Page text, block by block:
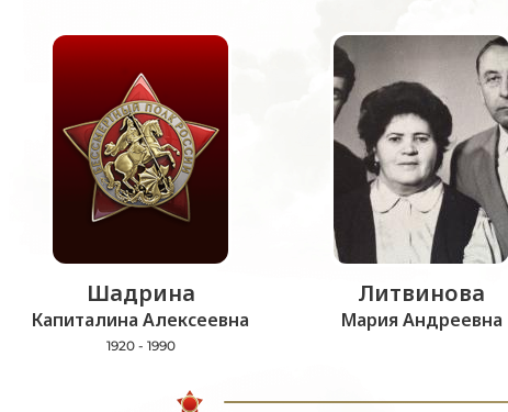
Шадрина
Капиталина Алексеевна
1920 - 1990
Литвинова
Мария Андреевна